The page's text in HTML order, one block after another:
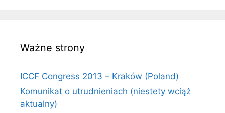
Ważne strony
ICCF Congress 2013 – Kraków (Poland)
Komunikat o utrudnieniach (niestety wciąż
aktualny)